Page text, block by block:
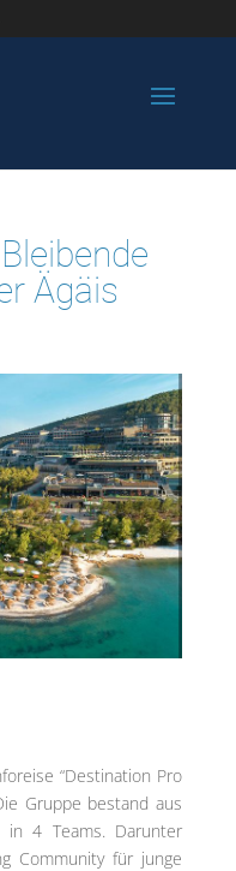
Ägäis
“Destination Pro
Gruppe bestand aus
in 4 Teams. Darunter
Community für junge